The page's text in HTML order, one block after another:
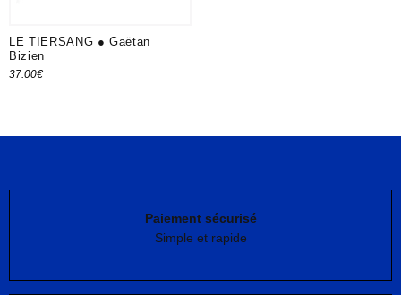
LE TIERSANG ● Gaëtan
Bizien
37.00€
Paiement sécurisé
Simple et rapide